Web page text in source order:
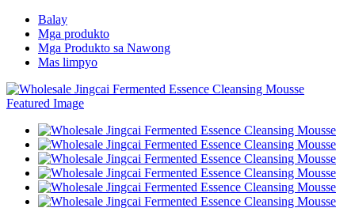
Balay
Mga produkto
Mga Produkto sa Nawong
Mas limpyo